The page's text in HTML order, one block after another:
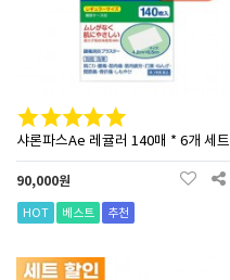
샤론파스Ae 레귤러 140매 * 6개 세트
90,000원
HOT 베스트 추천